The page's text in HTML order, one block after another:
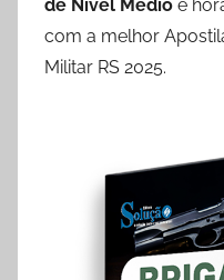
de Nível Médio é
com a melhor
Militar RS 2025.